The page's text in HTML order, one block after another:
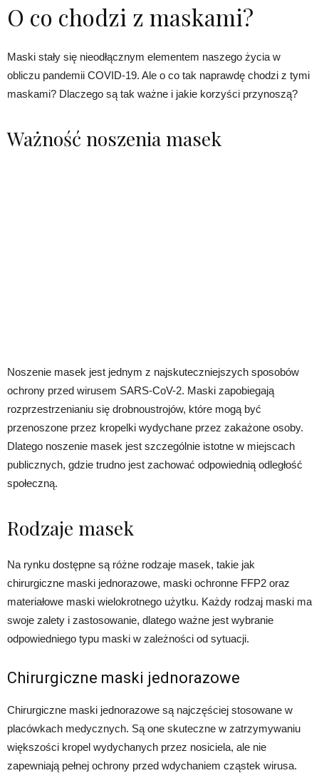
O co chodzi z maskami?
Maski stały się nieodłącznym elementem naszego życia w
obliczu pandemii COVID-19. Ale o co tak naprawdę chodzi z tymi
maskami? Dlaczego są tak ważne i jakie korzyści przynoszą?
Ważność noszenia masek
Noszenie masek jest jednym z najskuteczniejszych sposobów
ochrony przed wirusem SARS-CoV-2. Maski zapobiegają
rozprzestrzenianiu się drobnoustrojów, które mogą być
przenoszone przez kropelki wydychane przez zakażone osoby.
Dlatego noszenie masek jest szczególnie istotne w miejscach
publicznych, gdzie trudno jest zachować odpowiednią odległość
społeczną.
Rodzaje masek
Na rynku dostępne są różne rodzaje masek, takie jak
chirurgiczne maski jednorazowe, maski ochronne FFP2 oraz
materiałowe maski wielokrotnego użytku. Każdy rodzaj maski ma
swoje zalety i zastosowanie, dlatego ważne jest wybranie
odpowiedniego typu maski w zależności od sytuacji.
Chirurgiczne maski jednorazowe
Chirurgiczne maski jednorazowe są najczęściej stosowane w
placówkach medycznych. Są one skuteczne w zatrzymywaniu
większości kropel wydychanych przez nosiciela, ale nie
zapewniają pełnej ochrony przed wdychaniem cząstek wirusa.